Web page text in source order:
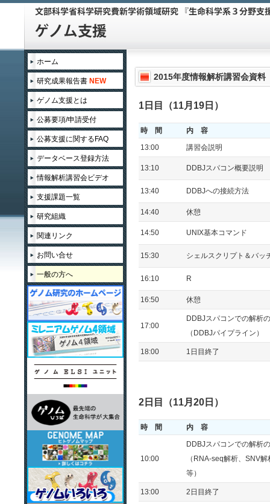
2015年度情報解析講習会資料
1日目（11月19日）
時 間
内 容
13:00
講習会説明
13:10 DDBJスパコン概要説明
13:40 DDBJへの接続方法
14:40 休憩
14:50 UNIX基本コマンド
15:30 シェルスクリプト＆バッ
16:10 R
16:50 休憩
17:00
DDBJスパコンでの解析
（DDBJパイプライン）
18:00 1日目終了
2日目（11月20日）
時 間 内 容
10:00
DDBJスパコンでの解析
（RNA-seq解析、SNV
等）
13:00 2日目終了
ホーム
研究成果報告書 NEW
ゲノム支援とは
公募要項/申請受付
公募支援に関するFAQ
データベース登録方法
情報解析講習会ビデオ
支援課題一覧
領域企画課題
2015年度
2014年度
2013年度
2012年度
2011年度第2回
2011年度第1回
2010年度
研究組織
関連リンク
お問い合せ
一般の方へ